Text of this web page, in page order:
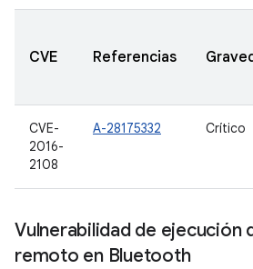
CVE Referencias
CVE-
2016-
2108
A-28175332 Crítico
Vulnerabilidad de ejecución
remoto en Bluetooth